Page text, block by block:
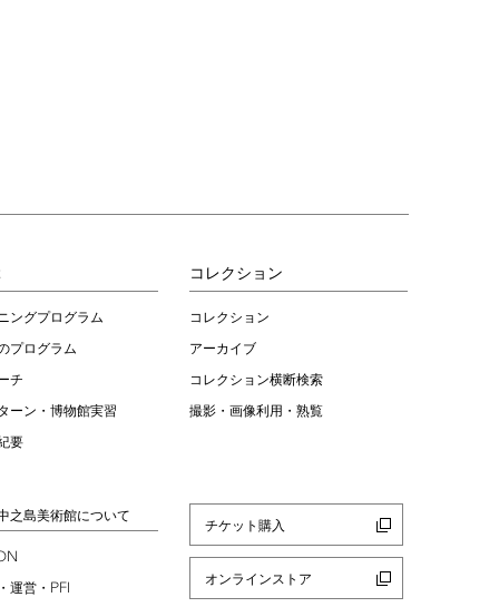
ングプログラム
プログラム
チ
ーン・博物館実習
要
コレクション
コレクション
アーカイブ
コレクション横断検索
撮影・画像利用・熟覧
之島美術館について
運営・ PFI
チケット購入
オンラインストア